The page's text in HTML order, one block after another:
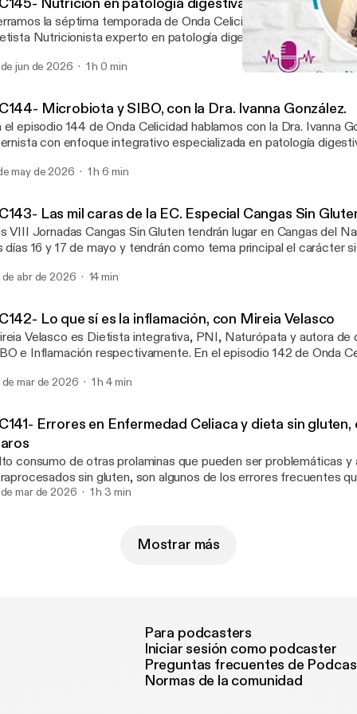
la séptima temporada de Onda Celicidad con Pablo
Nutricionista experto en patología digestiva sobre el que
mitos y bulos relacionados con la ciencia de la Nutrición y la
las patologías digestivas más frecuentes en la actualidad y
PODCAST: https://celicidad.net/oc145-nutricion-patologia/
jun de 2026 1 h 0 min
Microbiota y SIBO, con la Dra. Ivanna González.
el episodio 144 de Onda Celicidad hablamos con la Dra. Ivanna
con enfoque integrativo especializada en patología
sobre el SIBO y su diagnóstico, su tratamiento y la
sibo/ PROGRAMA CANGAS SIN GLUTEN:
cangassingluten.com/
may de 2026 1 h 6 min
Las mil caras de la EC. Especial Cangas Sin
VIII Jornadas Cangas Sin Gluten tendrán lugar en Cangas del
días 16 y 17 de mayo y tendrán como tema principal el carácter
Celicidad, un completo programa de actividades que aúnan
al gluten/trigo no celiaca. Programa completo y reserva
en cangassingluten.com. NOTAS DEL PODCAST:
celicidad.net/oc143-viii-jornadas-cangas/ INFORMACIÓN
https://cangassingluten.com/
de abr de 2026 14 min
Lo que sí es la inflamación, con Mireia Velasco
Velasco es Dietista integrativa, PNI, Naturópata y autora de
e Inflamación respectivamente. En el episodio 142 de Onda
también un proceso que hoy en día es muy común: el SIBO,
DEL PODCAST: https://celicidad.net/oc142-inflamacion/
de mar de 2026 1 h 4 min
Errores en Enfermedad Celiaca y dieta sin gluten,
consumo de otras prolaminas que pueden ser problemáticas y
sin gluten, son algunos de los errores frecuentes
las personas con Enfermedad Celiaca a la hora de realizar
de Onda Celicidad. NOTAS DEL PODCAST: https://
mar de 2026 1 h 3 min
Mostrar más
Para podcasters
Iniciar sesión como podcaster
Preguntas frecuentes de
Normas de la comunidad